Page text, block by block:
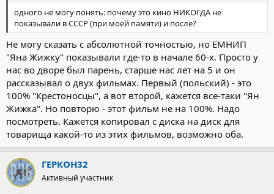
одного не могу понять: почему это кино НИКОГДА не
показывали в СССР (при моей памяти) и после?
Не могу сказать с абсолютной точностью, но ЕМНИП
"Яна Жижку" показывали где-то в начале 60-х. Просто у
нас во дворе был парень, старше нас лет на 5 и он
рассказывал о двух фильмах. Первый (польский) - это
100% "Крестоносцы", а вот второй, кажется все-таки "Ян
Жижка". Но повторю - этот фильм не на 100%. Надо
посмотреть. Кажется копировал с диска на диск для
товарища какой-то из этих фильмов, возможно оба.
ГЕРКОН32
Активный участник